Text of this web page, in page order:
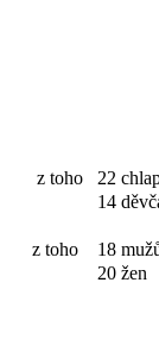
z toho
22
14
z toho
18
20 žen